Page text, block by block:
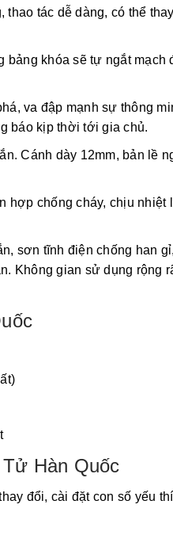
tác dễ dàng, có thể
khóa sẽ tự ngắt mạch
va đập mạnh sự thông
báo kịp thời tới gia chủ.
Cánh dày 12mm, bản lề
hợp chống cháy, chịu nhiệt
sơn tĩnh điện chống han
Không gian sử dụng rộng
Hàn Quốc
đổi, cài đặt con số yếu